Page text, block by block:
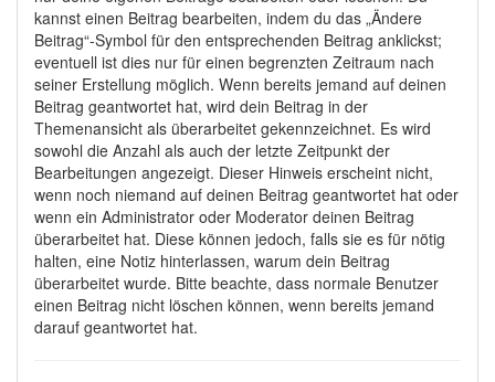
kannst einen Beitrag bearbeiten, indem du das „Ändere
Beitrag“-Symbol für den entsprechenden Beitrag anklickst;
eventuell ist dies nur für einen begrenzten Zeitraum nach
seiner Erstellung möglich. Wenn bereits jemand auf deinen
Beitrag geantwortet hat, wird dein Beitrag in der
Themenansicht als überarbeitet gekennzeichnet. Es wird
sowohl die Anzahl als auch der letzte Zeitpunkt der
Bearbeitungen angezeigt. Dieser Hinweis erscheint nicht,
wenn noch niemand auf deinen Beitrag geantwortet hat oder
wenn ein Administrator oder Moderator deinen Beitrag
überarbeitet hat. Diese können jedoch, falls sie es für nötig
halten, eine Notiz hinterlassen, warum dein Beitrag
überarbeitet wurde. Bitte beachte, dass normale Benutzer
einen Beitrag nicht löschen können, wenn bereits jemand
darauf geantwortet hat.